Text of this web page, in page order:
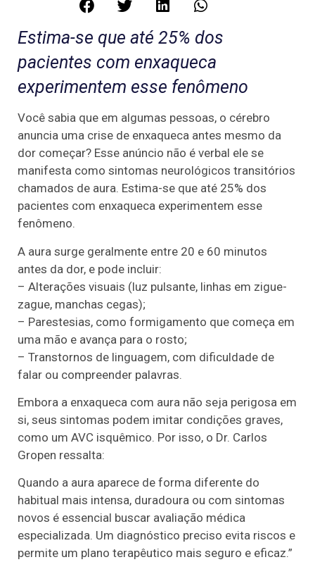
Estima-se que até 25% dos
pacientes com enxaqueca
experimentem esse fenômeno
Você sabia que em algumas pessoas, o cérebro
anuncia uma crise de enxaqueca antes mesmo da
dor começar? Esse anúncio não é verbal ele se
manifesta como sintomas neurológicos transitórios
chamados de aura. Estima-se que até 25% dos
pacientes com enxaqueca experimentem esse
fenômeno.
A aura surge geralmente entre 20 e 60 minutos
antes da dor, e pode incluir:
– Alterações visuais (luz pulsante, linhas em zigue-
zague, manchas cegas);
– Parestesias, como formigamento que começa em
uma mão e avança para o rosto;
– Transtornos de linguagem, com dificuldade de
falar ou compreender palavras.
Embora a enxaqueca com aura não seja perigosa em
si, seus sintomas podem imitar condições graves,
como um AVC isquêmico. Por isso, o Dr. Carlos
Gropen ressalta:
Quando a aura aparece de forma diferente do
habitual mais intensa, duradoura ou com sintomas
novos é essencial buscar avaliação médica
especializada. Um diagnóstico preciso evita riscos e
permite um plano terapêutico mais seguro e eficaz.”